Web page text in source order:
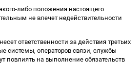
либо положения настоящего
не влечет недействительности
ответственности за действия третьих
системы, операторов связи, службы
повлиять на выполнение обязательств